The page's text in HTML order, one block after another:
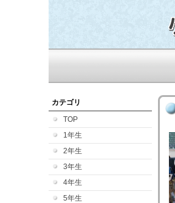
カテゴリ
TOP
1年生
2年生
3年生
4年生
5年生